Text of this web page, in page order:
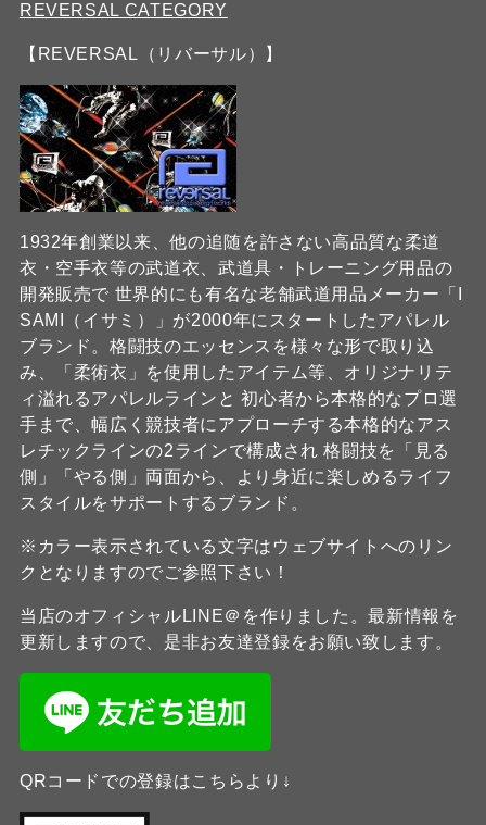
REVERSAL CATEGORY
【REVERSAL（リバーサル）】
1932年創業以来、他の追随を許さない高品質な柔道
衣・空手衣等の武道衣、武道具・トレーニング用品の
開発販売で 世界的にも有名な老舗武道用品メーカー「I
SAMI（イサミ）」が2000年にスタートしたアパレル
ブランド。格闘技のエッセンスを様々な形で取り込
み、「柔術衣」を使用したアイテム等、オリジナリテ
ィ溢れるアパレルラインと 初心者から本格的なプロ選
手まで、幅広く競技者にアプローチする本格的なアス
レチックラインの2ラインで構成され 格闘技を「見る
側」「やる側」両面から、より身近に楽しめるライフ
スタイルをサポートするブランド。
※カラー表示されている文字はウェブサイトへのリン
クとなりますのでご参照下さい！
当店のオフィシャルLINE＠を作りました。最新情報を
更新しますので、是非お友達登録をお願い致します。
QRコードでの登録はこちらより↓